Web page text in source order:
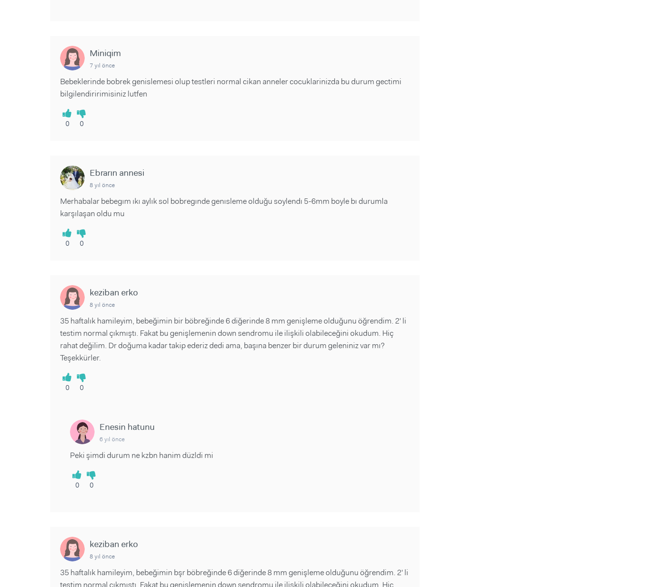
Miniqim
7 yıl önce
Bebeklerinde bobrek genislemesi olup testleri normal cikan anneler cocuklarinizda bu durum gectimi
bilgilendiririmisiniz lutfen
0 0
Ebrarın annesi
8 yıl önce
Merhabalar bebegım ıkı aylık sol bobregınde genısleme olduğu soylendı 5-6mm boyle bı durumla
karşılaşan oldu mu
0 0
keziban erko
8 yıl önce
35 haftalık hamileyim, bebeğimin bir böbreğinde 6 diğerinde 8 mm genişleme olduğunu öğrendim. 2' li
testim normal çıkmıştı. Fakat bu genişlemenin down sendromu ile ilişkili olabileceğini okudum. Hiç
rahat değilim. Dr doğuma kadar takip ederiz dedi ama, başına benzer bir durum geleniniz var mı?
Teşekkürler.
0 0
Enesin hatunu
6 yıl önce
Peki şimdi durum ne kzbn hanim düzldi mi
0 0
keziban erko
8 yıl önce
35 haftalık hamileyim, bebeğimin bşr böbreğinde 6 diğerinde 8 mm genişleme olduğunu öğrendim. 2' li
testim normal çıkmıştı. Fakat bu genişlemenin down sendromu ile ilişkili olabileceğini okudum. Hiç